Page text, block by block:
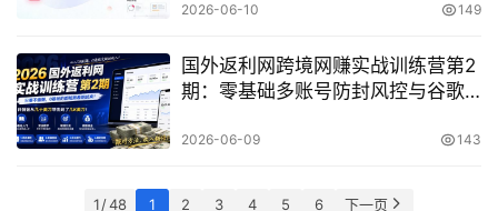
2026-06-10 149
国外返利网跨境网赚实战训练营第2
期：零基础多账号防封风控与谷歌
2026-06-09 143
1 / 48 1 2 3 4 5 6 下一页